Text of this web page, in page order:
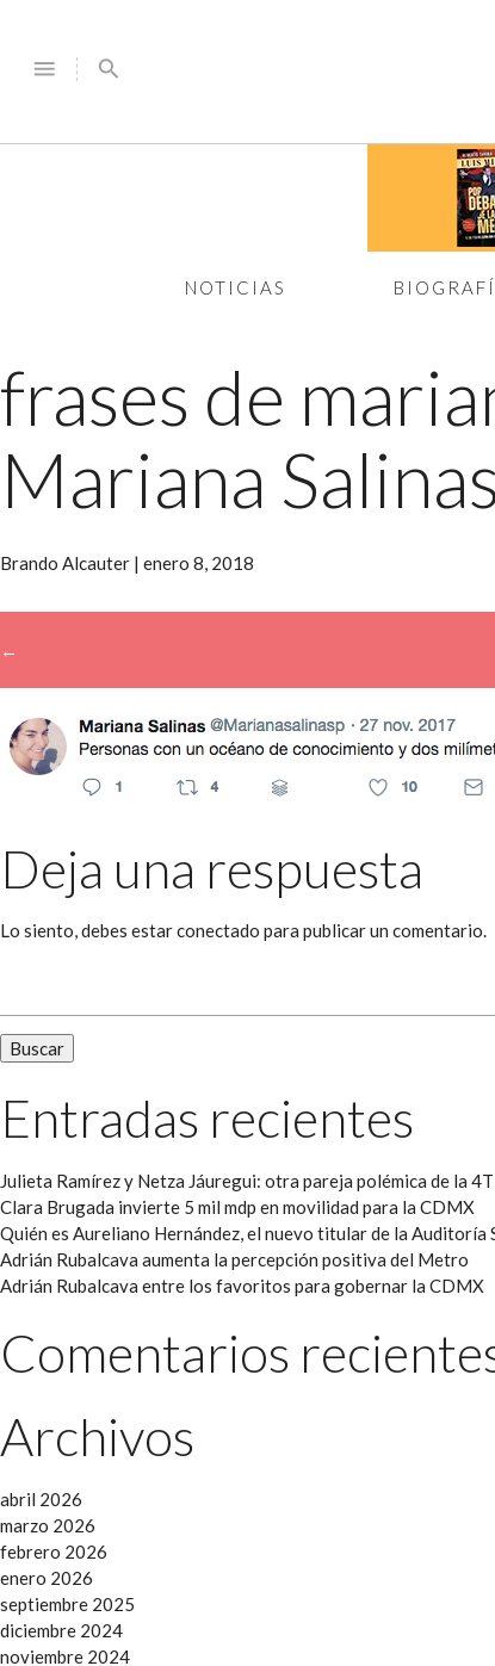
menu search
NOTICIAS
frases de
Mariana
Brando Alcauter | enero 8, 2018
←
→
Deja una respuesta
Lo siento, debes estarconectado para publicar un comentario.
Entradas recientes
Julieta Ramírez y Netza Jáuregui: otra pareja polémica de la 4T
Clara Brugada invierte 5 mil mdp en movilidad para la CDMX
Quién es Aureliano Hernández, el nuevo titular de la Auditoría
Adrián Rubalcava aumenta la percepción positiva del Metro
Adrián Rubalcava entre los favoritos para gobernar la CDMX
Comentarios
Archivos
abril 2026
marzo 2026
febrero 2026
enero 2026
septiembre 2025
diciembre 2024
noviembre 2024